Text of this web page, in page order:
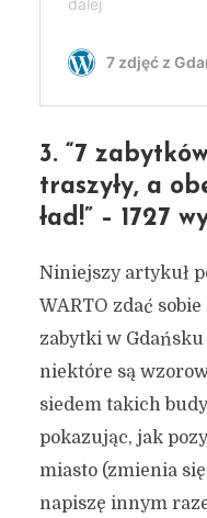
3. “7
traszyły, a
ład!” – 1727
Niniejszy artykuł
WARTO zdać
zabytki w
niektóre są
siedem takich
pokazując, jak
miasto (zmienia
napiszę innym